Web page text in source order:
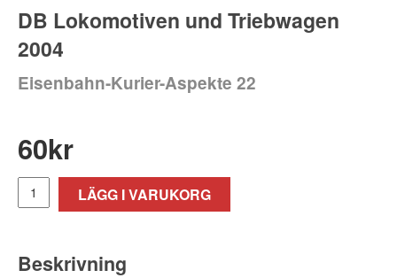
DB Lokomotiven und Triebwagen
2004
Eisenbahn-Kurier-Aspekte 22
60kr
LÄGG I VARUKORG
Beskrivning